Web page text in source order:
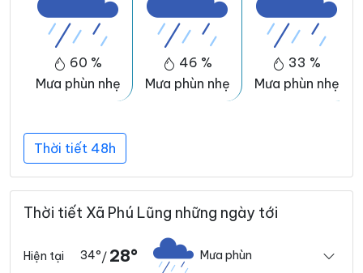
60 %
Mưa phùn nhẹ
46 %
Mưa phùn nhẹ
33 %
Mưa phùn nhẹ
Thời tiết 48h
Thời tiết Xã Phú Lũng những ngày tới
Hiện tại 34°/ 28° Mưa phùn